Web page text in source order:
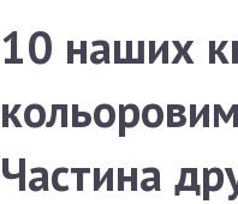
10 наших
Частина